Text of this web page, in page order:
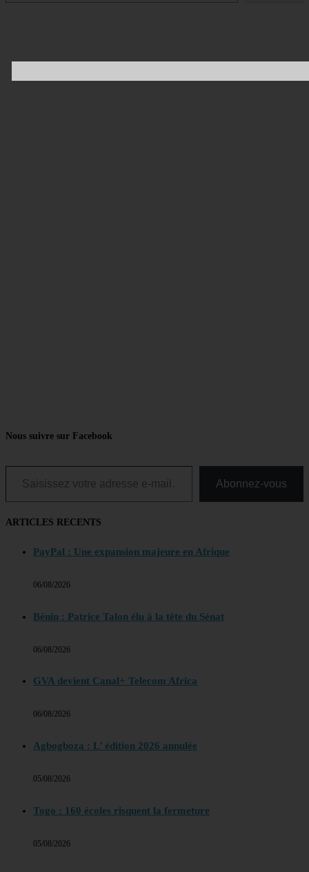
Nous suivre sur Facebook
Saisissez votre adresse e-mail…
Abonnez-vous
ARTICLES RECENTS
PayPal : Une expansion majeure en Afrique
06/08/2026
Bénin : Patrice Talon élu à la tête du Sénat
06/08/2026
GVA devient Canal+ Telecom Africa
06/08/2026
Agbogboza : L’ édition 2026 annulée
05/08/2026
Togo : 160 écoles risquent la fermeture
05/08/2026